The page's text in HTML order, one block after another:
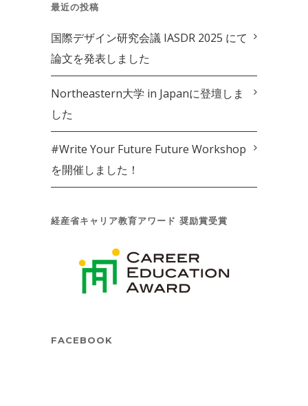
最近の投稿
国際デザイン研究会議 IASDR 2025 にて
論文を発表しました
Northeastern大学 in Japanに登壇しま
した
#Write Your Future Future Workshop
を開催しました！
経産省キャリア教育アワード 奨励賞受賞
FACEBOOK